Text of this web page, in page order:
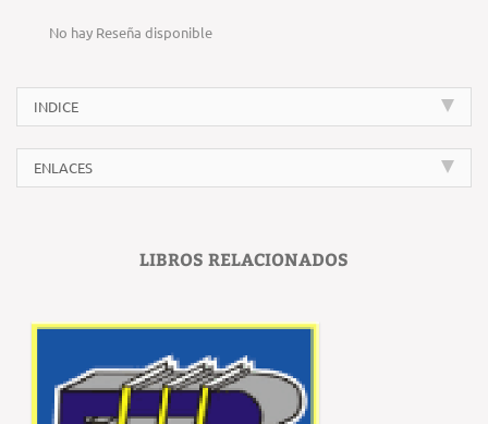
No hay Reseña disponible
INDICE
ENLACES
LIBROS RELACIONADOS